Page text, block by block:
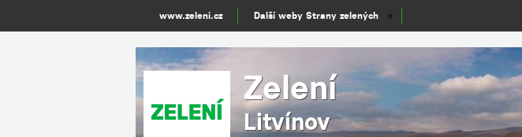
Zelení
Litvínov
www.zeleni.cz Další weby Strany zelených ▼